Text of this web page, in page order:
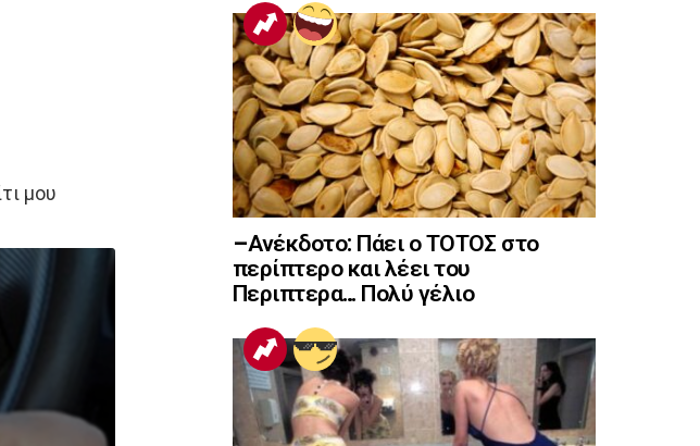
μου
–Ανέκδοτο: Πάει ο ΤΟΤΟΣ στο
περίπτερο και λέει του
Περιπτερα… Πολύ γέλιο